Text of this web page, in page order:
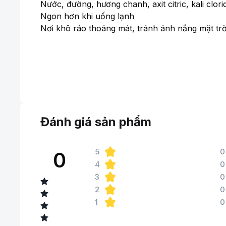
Nước, đường, hương chanh, axit citric, kali
Ngon hơn khi uống lạnh
Nơi khô ráo thoáng mát, tránh ánh nắng mặt
Đánh giá sản phẩm
0 5
0
4
0
3
0
2
0
1
0